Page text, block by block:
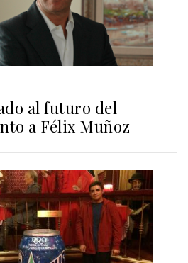
al futuro del
a Félix Muñoz